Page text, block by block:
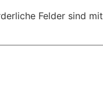
Felder sind mit